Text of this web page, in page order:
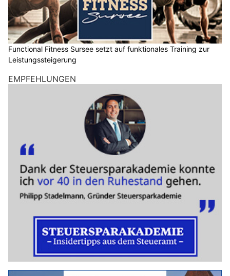
Functional Fitness Sursee setzt auf funktionales Training zur
Leistungssteigerung
EMPFEHLUNGEN